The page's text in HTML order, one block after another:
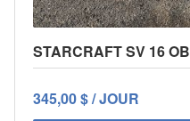
STARCRAFT SV 16 OB
345,00 $ / JOUR